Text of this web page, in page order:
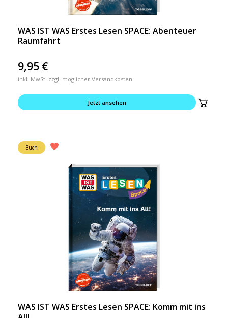
WAS IST WAS Erstes Lesen SPACE: Abenteuer
Raumfahrt
9,95 €
inkl. MwSt. zzgl. möglicher Versandkosten
Jetzt ansehen
Buch
WAS IST WAS Erstes Lesen SPACE: Komm mit ins